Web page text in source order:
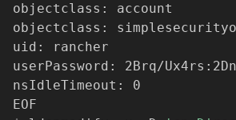
objectclass: account
objectclass:
uid: rancher
userPassword: 2Brq/
nsIdleTimeout: 0
EOF